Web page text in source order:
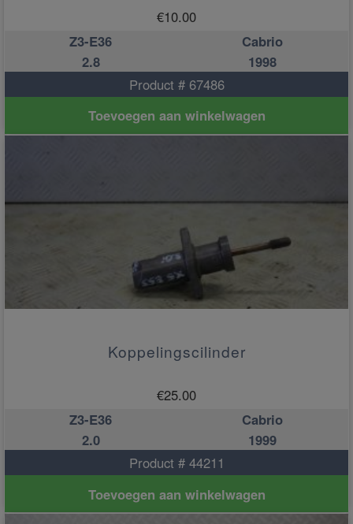
€10.00
Z3-E36
Cabrio
2.8
1998
Product # 67486
Toevoegen aan winkelwagen
Koppelingscilinder
€25.00
Z3-E36
Cabrio
2.0
1999
Product # 44211
Toevoegen aan winkelwagen